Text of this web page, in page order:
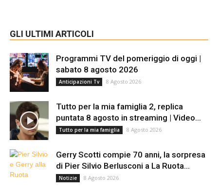
GLI ULTIMI ARTICOLI
Programmi TV del pomeriggio di oggi |
sabato 8 agosto 2026
Anticipazioni Tv 8 Agosto 2026
Tutto per la mia famiglia 2, replica
puntata 8 agosto in streaming | Video...
Tutto per la mia famiglia 8 Agosto 2026
Gerry Scotti compie 70 anni, la sorpresa
di Pier Silvio Berlusconi a La Ruota...
Notizie 8 Agosto 2026